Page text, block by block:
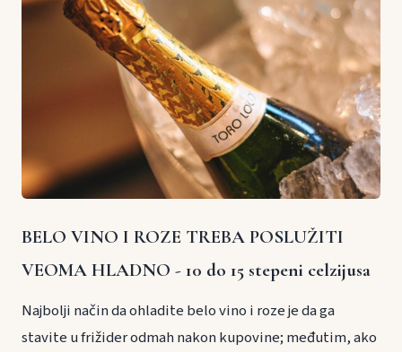
BELO VINO I ROZE TREBA POSLUŽITI
VEOMA HLADNO - 10 do 15 stepeni celzijusa
Najbolji način da ohladite belo vino i roze je da ga
stavite u frižider odmah nakon kupovine; međutim, ako